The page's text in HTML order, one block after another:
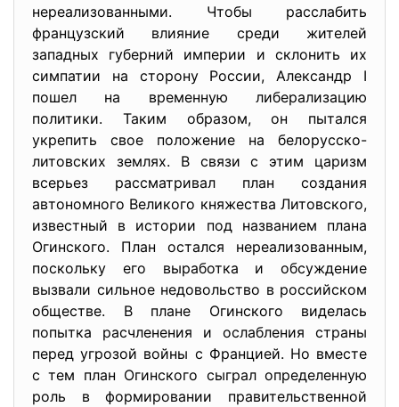
нереализованными. Чтобы расслабить
французский влияние среди жителей
западных губерний империи и склонить их
симпатии на сторону России, Александр I
пошел на временную либерализацию
политики. Таким образом, он пытался
укрепить свое положение на белорусско-
литовских землях. В связи с этим царизм
всерьез рассматривал план создания
автономного Великого княжества Литовского,
известный в истории под названием плана
Огинского. План остался нереализованным,
поскольку его выработка и обсуждение
вызвали сильное недовольство в российском
обществе. В плане Огинского виделась
попытка расчленения и ослабления страны
перед угрозой войны с Францией. Но вместе
с тем план Огинского сыграл определенную
роль в формировании правительственной